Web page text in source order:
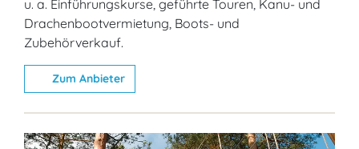
u. a. Einführungskurse, geführte Touren, Kanu- und
Drachenbootvermietung, Boots- und
Zubehörverkauf.
Zum Anbieter